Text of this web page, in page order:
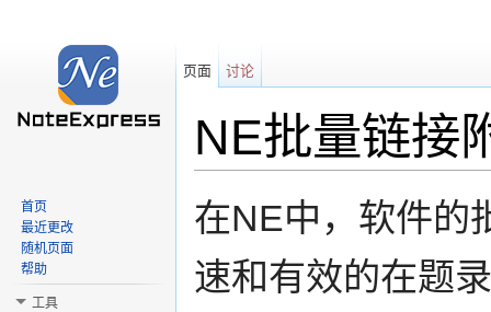
NE批量链接
在NE中，软件的
速和有效的在题
页面 讨论
首页
最近更改
随机页面
帮助
工具